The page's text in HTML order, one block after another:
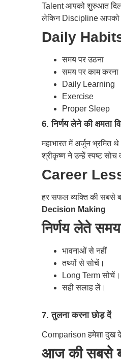
Talent आपको शुरुआत
लेकिन Discipline आपको
Daily
समय पर उठना
समय पर काम करना
Daily Learning
Exercise
Proper Sleep
6. निर्णय लेने की क्षमता
महाभारत में अर्जुन भ्रमित
श्रीकृष्ण ने उन्हें स्पष्ट सोच
Career
हर सफल व्यक्ति की सबसे
Decision Making
निर्णय लेते समय
भावनाओं से नहीं
तथ्यों से सोचें।
Long Term सोचें।
सही सलाह लें।
7. तुलना करना छोड़ दें
Comparison हमेशा दुख
आज की सबसे